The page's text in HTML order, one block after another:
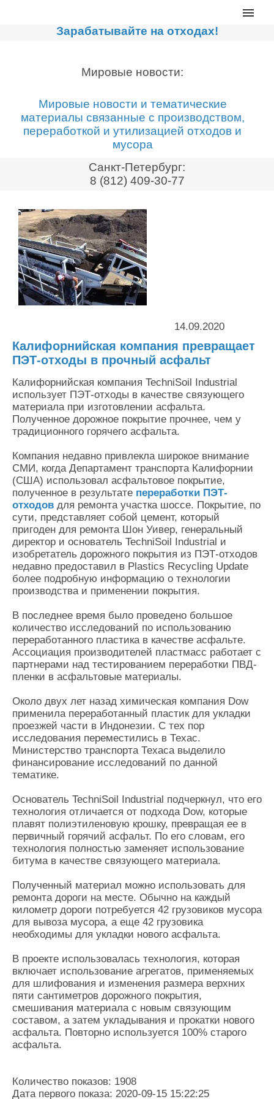
Главная
Сортировочные линии
Дробильное оборудование
Компакторы, контейнеры
Реализованные проекты
Видео
Новости компании
Мировые новости
О нас
Контакты
Оставить заявку
Зарабатывайте на отходах!
Мировые новости:
Мировые новости и тематические
материалы связанные с производством,
переработкой и утилизацией отходов и
мусора
Санкт-Петербург:
8 (812) 409-30-77
14.09.2020
Калифорнийская компания превращает
ПЭТ-отходы в прочный асфальт
Калифорнийская компания TechniSoil Industrial
использует ПЭТ-отходы в качестве связующего
материала при изготовлении асфальта.
Полученное дорожное покрытие прочнее, чем у
традиционного горячего асфальта.
Компания недавно привлекла широкое внимание
СМИ, когда Департамент транспорта Калифорнии
(США) использовал асфальтовое покрытие,
полученное в результате переработки ПЭТ-
отходов для ремонта участка шоссе. Покрытие, по
сути, представляет собой цемент, который
пригоден для ремонта Шон Уивер, генеральный
директор и основатель TechniSoil Industrial и
изобретатель дорожного покрытия из ПЭТ-отходов
недавно предоставил в Plastics Recycling Update
более подробную информацию о технологии
производства и применении покрытия.
В последнее время было проведено большое
количество исследований по использованию
переработанного пластика в качестве асфальте.
Ассоциация производителей пластмасс работает с
партнерами над тестированием переработки ПВД-
пленки в асфальтовые материалы.
Около двух лет назад химическая компания Dow
применила переработанный пластик для укладки
проезжей части в Индонезии. С тех пор
исследования переместились в Техас.
Министерство транспорта Техаса выделило
финансирование исследований по данной
тематике.
Основатель TechniSoil Industrial подчеркнул, что его
технология отличается от подхода Dow, которые
плавят полиэтиленовую крошку, превращая ее в
первичный горячий асфальт. По его словам, его
технология полностью заменяет использование
битума в качестве связующего материала.
Полученный материал можно использовать для
ремонта дороги на месте. Обычно на каждый
километр дороги потребуется 42 грузовиков мусора
для вывоза мусора, а еще 42 грузовика
необходимы для укладки нового асфальта.
В проекте использовалась технология, которая
включает использование агрегатов, применяемых
для шлифования и изменения размера верхних
пяти сантиметров дорожного покрытия,
смешивания материала с новым связующим
составом, а затем укладывания и прокатки нового
асфальта. Повторно используется 100% старого
асфальта.
Количество показов: 1908
Дата первого показа: 2020-09-15 15:22:25